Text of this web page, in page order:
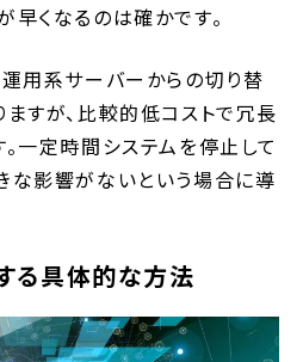
くなるのは確かです。
用系サーバーからの切り替
すが、比較的低コストで冗長
一定時間システムを停止して
な影響がないという場合に導
る具体的な方法